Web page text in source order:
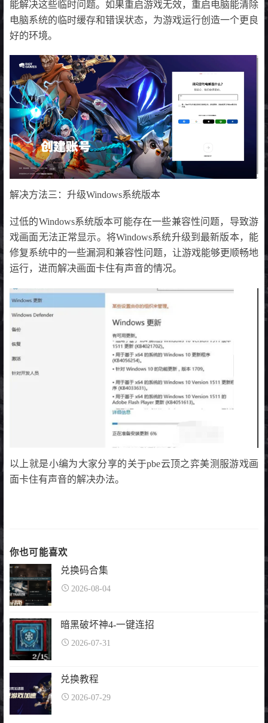
能解决这些临时问题。如果重启游戏无效，重启电脑能清除
电脑系统的临时缓存和错误状态，为游戏运行创造一个更良
好的环境。
解决方法三：升级Windows系统版本
过低的Windows系统版本可能存在一些兼容性问题，导致游
戏画面无法正常显示。将Windows系统升级到最新版本，能
修复系统中的一些漏洞和兼容性问题，让游戏能够更顺畅地
运行，进而解决画面卡住有声音的情况。
以上就是小编为大家分享的关于pbe云顶之弈美测服游戏画
面卡住有声音的解决办法。
你也可能喜欢
兑换码合集
2026-08-04
暗黑破坏神4-一键连招
2026-07-31
兑换教程
2026-07-29